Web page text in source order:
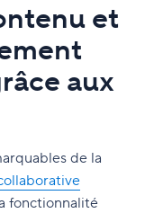
et
aux
de la
fonctionnalité